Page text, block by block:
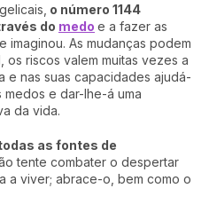
o número 1144
do medo e a fazer as
imaginou. As mudanças podem
os riscos valem muitas vezes a
e nas suas capacidades ajudá-
e dar-lhe-á uma
da vida.
as fontes de
tente combater o despertar
a viver; abrace-o, bem como o